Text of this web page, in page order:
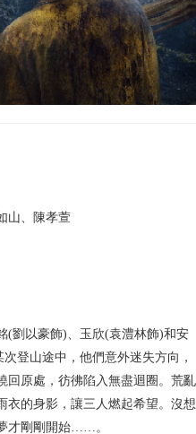
山、陳孝萱
劉以豪飾)、玉欣(袁澧林飾)和安
登山途中，他們意外迷失方向，
回原處，彷彿陷入無盡迴圈。荒亂
衣的身影，讓三人燃起希望。沒想
才剛剛開始……。